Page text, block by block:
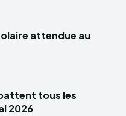
attendue au
tous les
2026